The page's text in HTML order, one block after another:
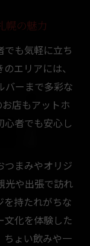
幌の魅力
でも気軽に立ち
エリアには、
バーまで多彩な
店もアットホ
心者でも安心し
つまみやオリジ
光や出張で訪れ
を持たれがちな
文化を体験した
ちょい飲みや一